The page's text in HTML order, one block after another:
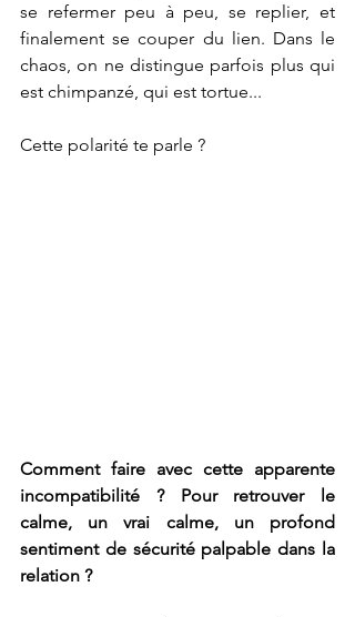
se refermer peu à peu, se replier, et
finalement se couper du lien. Dans le
chaos, on ne distingue parfois plus qui
est chimpanzé, qui est tortue...
Cette polarité te parle ?
Comment faire avec cette apparente
incompatibilité ? Pour retrouver le
calme, un vrai calme, un profond
sentiment de sécurité palpable dans la
relation ?